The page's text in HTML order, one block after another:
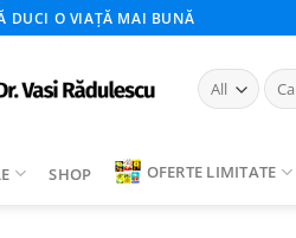
DUCI O VIAȚĂ MAI BUNĂ
Caută
după:
SHOP OFERTE LIMITATE